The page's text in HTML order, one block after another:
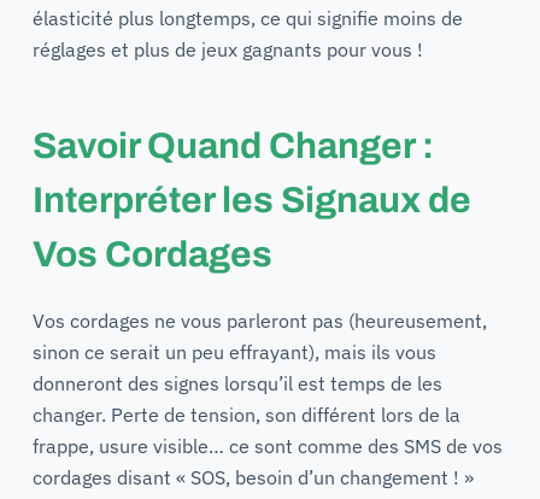
élasticité plus longtemps, ce qui signifie moins de
réglages et plus de jeux gagnants pour vous !
Savoir Quand Changer :
Interpréter les Signaux de
Vos Cordages
Vos cordages ne vous parleront pas (heureusement,
sinon ce serait un peu effrayant), mais ils vous
donneront des signes lorsqu’il est temps de les
changer. Perte de tension, son différent lors de la
frappe, usure visible… ce sont comme des SMS de vos
cordages disant « SOS, besoin d’un changement ! »